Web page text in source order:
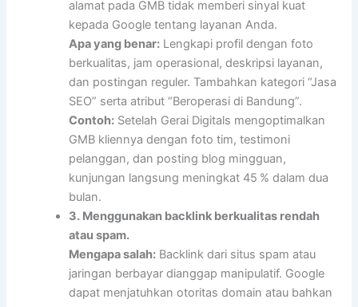
alamat pada GMB tidak memberi sinyal kuat
kepada Google tentang layanan Anda.
Apa yang benar: Lengkapi profil dengan foto
berkualitas, jam operasional, deskripsi layanan,
dan postingan reguler. Tambahkan kategori “Jasa
SEO” serta atribut “Beroperasi di Bandung”.
Contoh: Setelah Gerai Digitals mengoptimalkan
GMB kliennya dengan foto tim, testimoni
pelanggan, dan posting blog mingguan,
kunjungan langsung meningkat 45 % dalam dua
bulan.
3. Menggunakan backlink berkualitas rendah
atau spam.
Mengapa salah: Backlink dari situs spam atau
jaringan berbayar dianggap manipulatif. Google
dapat menjatuhkan otoritas domain atau bahkan